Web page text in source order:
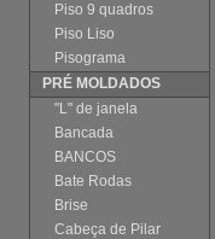
Piso 9 quadros
Piso Liso
Pisograma
PRÉ MOLDADOS
"L" de janela
Bancada
BANCOS
Bate Rodas
Brise
Cabeça de Pilar